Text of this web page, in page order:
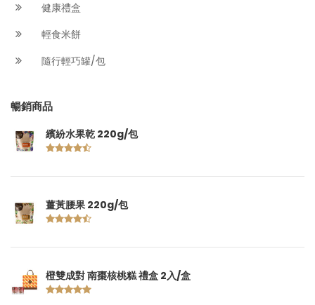
健康禮盒
輕食米餅
隨行輕巧罐/包
暢銷商品
繽紛水果乾 220g/包
薑黃腰果 220g/包
橙雙成對 南棗核桃糕 禮盒 2入/盒